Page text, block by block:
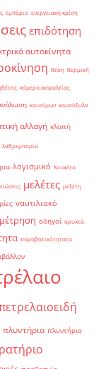
εμπόριο ενεργειακή κρίση
επιδότηση
αυτοκίνητα
θέση θερμική
κάμερα ασφαλείας
καυσίμων καυσόξυλα
αλλαγή κλοπή
λαθρεμπορία
λογισμικό λουκέτο
μελέτες μελέτη
ναυτιλιακό
οδηγοί ορυκτά
παραβατικότητατα
πλυντήρια πλυντήριο